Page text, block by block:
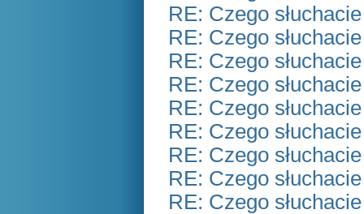
RE: Czego
RE: Czego
RE: Czego
RE: Czego
RE: Czego
RE: Czego
RE: Czego
RE: Czego
RE: Czego